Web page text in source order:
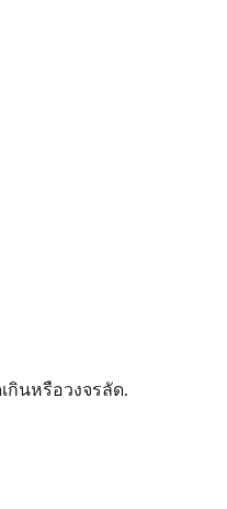
กินหรือวงจรลัด.